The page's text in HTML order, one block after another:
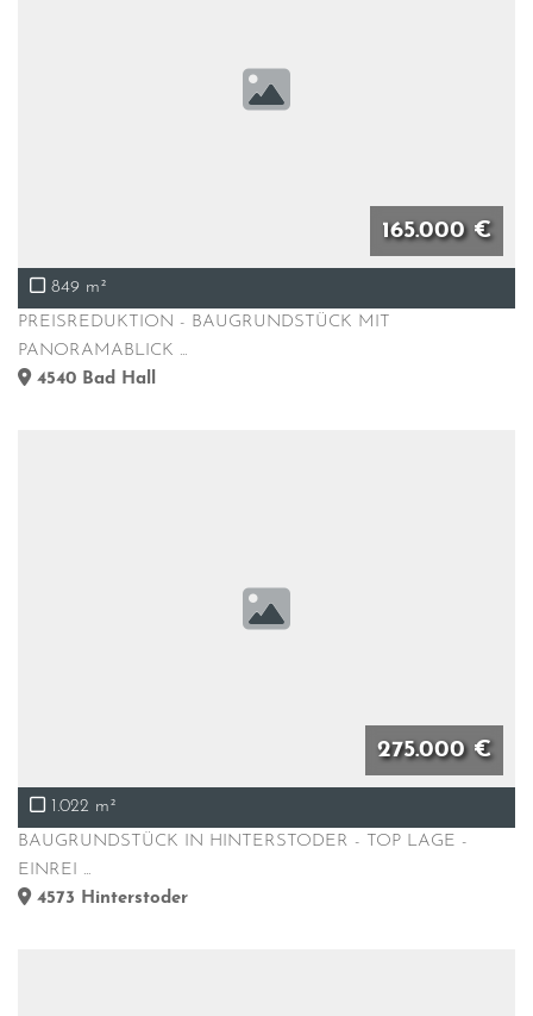
165.000 €
849 m²
PREISREDUKTION - BAUGRUNDSTÜCK MIT
PANORAMABLICK ...
4540 Bad Hall
275.000 €
1.022 m²
BAUGRUNDSTÜCK IN HINTERSTODER - TOP LAGE -
EINREI ...
4573 Hinterstoder